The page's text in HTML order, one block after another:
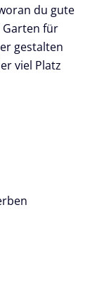
du gute
Garten für
gestalten
viel Platz